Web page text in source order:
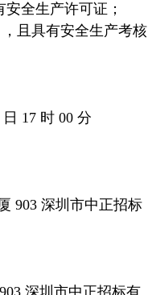
全生产许可证；
且具有安全生产考核
17 时 00 分
903 深圳市中正招标
深圳市中正招标有